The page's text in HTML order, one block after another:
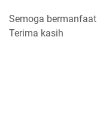
Semoga bermanfaat
Terima kasih